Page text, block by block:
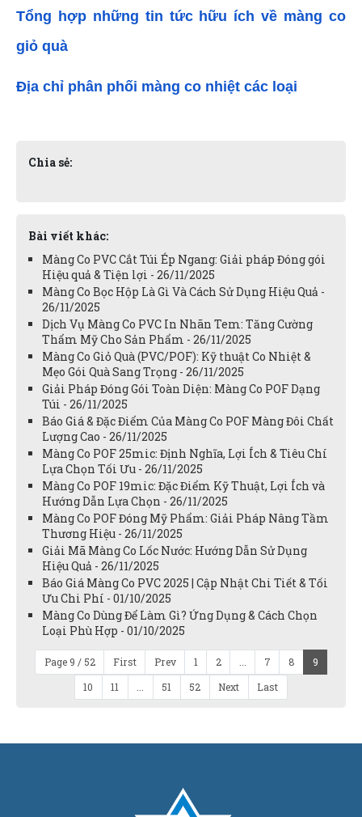
Tổng hợp những tin tức hữu ích về màng co
giỏ quà
Địa chỉ phân phối màng co nhiệt các loại
Chia sẻ:
Bài viết khác:
Màng Co PVC Cắt Túi Ép Ngang: Giải pháp Đóng gói
Hiệu quả & Tiện lợi - 26/11/2025
Màng Co Bọc Hộp Là Gì Và Cách Sử Dụng Hiệu Quả -
26/11/2025
Dịch Vụ Màng Co PVC In Nhãn Tem: Tăng Cường
Thẩm Mỹ Cho Sản Phẩm - 26/11/2025
Màng Co Giỏ Quà (PVC/POF): Kỹ thuật Co Nhiệt &
Mẹo Gói Quà Sang Trọng - 26/11/2025
Giải Pháp Đóng Gói Toàn Diện: Màng Co POF Dạng
Túi - 26/11/2025
Báo Giá & Đặc Điểm Của Màng Co POF Màng Đôi Chất
Lượng Cao - 26/11/2025
Màng Co POF 25mic: Định Nghĩa, Lợi Ích & Tiêu Chí
Lựa Chọn Tối Ưu - 26/11/2025
Màng Co POF 19mic: Đặc Điểm Kỹ Thuật, Lợi Ích và
Hướng Dẫn Lựa Chọn - 26/11/2025
Màng Co POF Đóng Mỹ Phẩm: Giải Pháp Nâng Tầm
Thương Hiệu - 26/11/2025
Giải Mã Màng Co Lốc Nước: Hướng Dẫn Sử Dụng
Hiệu Quả - 26/11/2025
Báo Giá Màng Co PVC 2025 | Cập Nhật Chi Tiết & Tối
Ưu Chi Phí - 01/10/2025
Màng Co Dùng Để Làm Gì? Ứng Dụng & Cách Chọn
Loại Phù Hợp - 01/10/2025
Page 9 / 52 First Prev 1 2 7 8
9
10
11 51 52 Next Last